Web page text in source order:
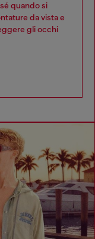
quando si
da vista e
gli occhi